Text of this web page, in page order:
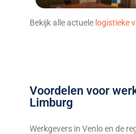
Bekijk alle actuele logistieke
Voordelen voor
Limburg
Werkgevers in Venlo en de